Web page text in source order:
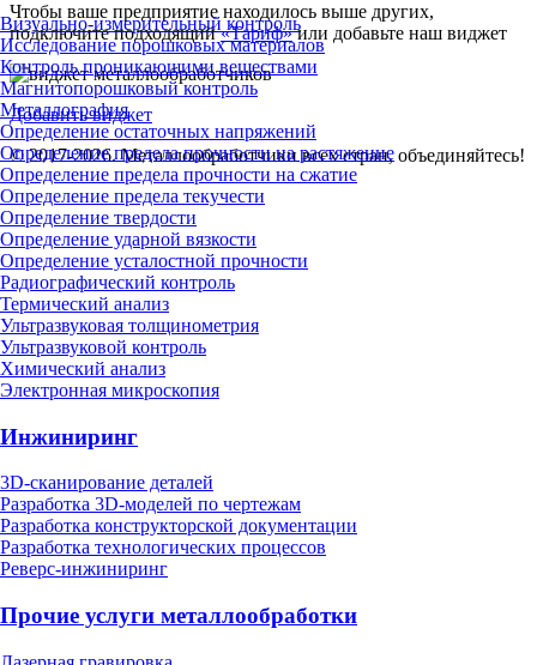
Визуально-измерительный контроль
Исследование порошковых материалов
Контроль проникающими веществами
Магнитопорошковый контроль
Металлография
Определение остаточных напряжений
Определение предела прочности на растяжение
Определение предела прочности на сжатие
Определение предела текучести
Определение твердости
Определение ударной вязкости
Определение усталостной прочности
Радиографический контроль
Термический анализ
Ультразвуковая толщинометрия
Ультразвуковой контроль
Химический анализ
Электронная микроскопия
Инжиниринг
3D-сканирование деталей
Разработка 3D-моделей по чертежам
Разработка конструкторской документации
Разработка технологических процессов
Реверс-инжиниринг
Прочие услуги металлообработки
Чтобы ваше предприятие находилось выше других,
подключите подходящий«Тариф»или добавьте наш виджет
Добавить виджет
© 2017-2026. Металлообработчики всех стран, объединяйтесь!